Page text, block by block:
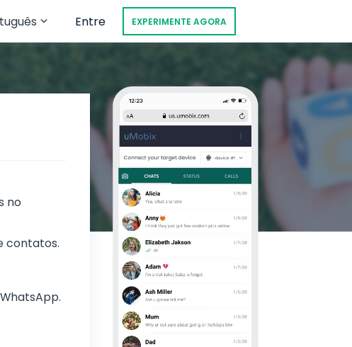
Entre EXPERIMENTE AGORA
no
contatos.